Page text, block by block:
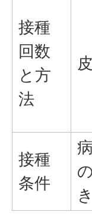
接種
回数
と方
法
接種
条件